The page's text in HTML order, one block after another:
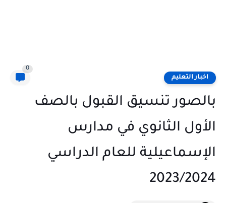
اخبار التعليم
0
بالصور تنسيق القبول بالصف
الأول الثانوي في مدارس
الإسماعيلية للعام الدراسي
2023/2024